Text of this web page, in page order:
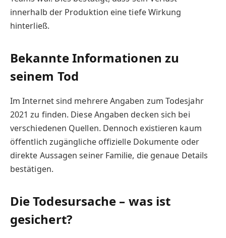
innerhalb der Produktion eine tiefe Wirkung
hinterließ.
Bekannte Informationen zu
seinem Tod
Im Internet sind mehrere Angaben zum Todesjahr
2021 zu finden. Diese Angaben decken sich bei
verschiedenen Quellen. Dennoch existieren kaum
öffentlich zugängliche offizielle Dokumente oder
direkte Aussagen seiner Familie, die genaue Details
bestätigen.
Die Todesursache – was ist
gesichert?